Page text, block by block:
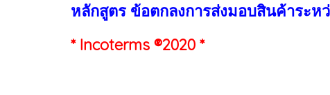
หลักสูตร ข้อตกลงการส่งมอบสินค้าระห
* Incoterms ®2020 *